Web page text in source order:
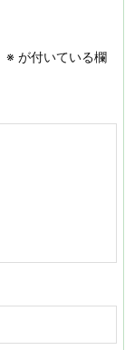
※ が付いている欄